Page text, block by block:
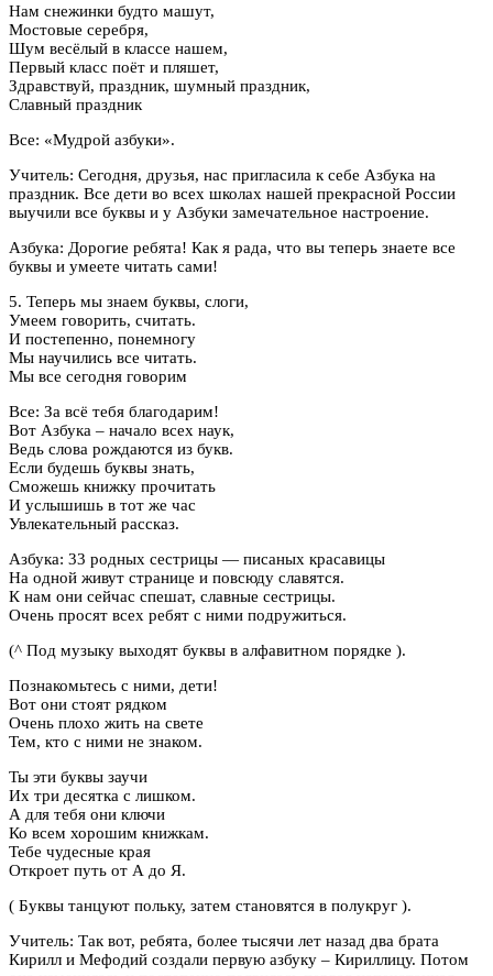
Нам снежинки будто машут,
Мостовые серебря,
Шум весёлый в классе нашем,
Первый класс поёт и пляшет,
Здравствуй, праздник, шумный праздник,
Славный праздник
Все: «Мудрой азбуки».
Учитель: Сегодня, друзья, нас пригласила к себе Азбука на
праздник. Все дети во всех школах нашей прекрасной России
выучили все буквы и у Азбуки замечательное настроение.
Азбука: Дорогие ребята! Как я рада, что вы теперь знаете все
буквы и умеете читать сами!
5. Теперь мы знаем буквы, слоги,
Умеем говорить, считать.
И постепенно, понемногу
Мы научились все читать.
Мы все сегодня говорим
Все: За всё тебя благодарим!
Вот Азбука – начало всех наук,
Ведь слова рождаются из букв.
Если будешь буквы знать,
Сможешь книжку прочитать
И услышишь в тот же час
Увлекательный рассказ.
Азбука: 33 родных сестрицы — писаных красавицы
На одной живут странице и повсюду славятся.
К нам они сейчас спешат, славные сестрицы.
Очень просят всех ребят с ними подружиться.
(^ Под музыку выходят буквы в алфавитном порядке ).
Познакомьтесь с ними, дети!
Вот они стоят рядком
Очень плохо жить на свете
Тем, кто с ними не знаком.
Ты эти буквы заучи
Их три десятка с лишком.
А для тебя они ключи
Ко всем хорошим книжкам.
Тебе чудесные края
Откроет путь от А до Я.
( Буквы танцуют польку, затем становятся в полукруг ).
Учитель: Так вот, ребята, более тысячи лет назад два брата
Кирилл и Мефодий создали первую азбуку – Кириллицу. Потом